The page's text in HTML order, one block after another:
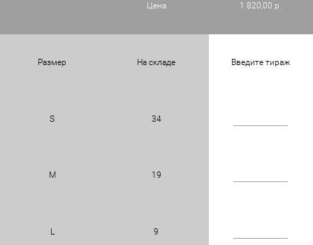
Цена 1 820,00 р.
Размер На складе Введите тираж
S 34
M 19
L 9